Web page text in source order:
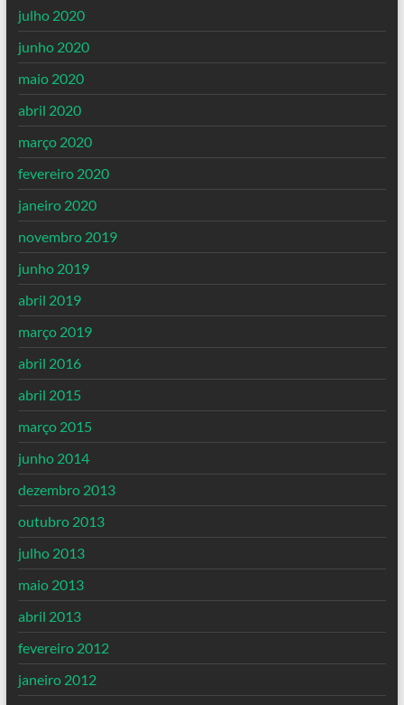
julho 2020
junho 2020
maio 2020
abril 2020
março 2020
fevereiro 2020
janeiro 2020
novembro 2019
junho 2019
abril 2019
março 2019
abril 2016
abril 2015
março 2015
junho 2014
dezembro 2013
outubro 2013
julho 2013
maio 2013
abril 2013
fevereiro 2012
janeiro 2012